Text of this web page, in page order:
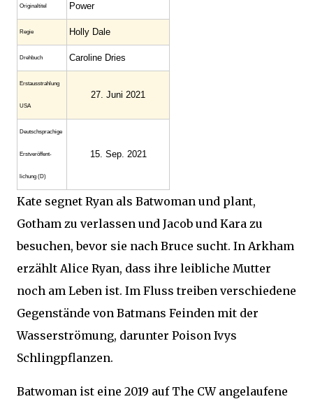
Original­titel Power
Regie Holly Dale
Drehbuch Caroline Dries
Erstaus­strahlung
USA
27. Juni 2021
Deutsch­sprachige
Erst­veröffent­
lichung (D)
15. Sep. 2021
Kate segnet Ryan als Batwoman und plant,
Gotham zu verlassen und Jacob und Kara zu
besuchen, bevor sie nach Bruce sucht. In Arkham
erzählt Alice Ryan, dass ihre leibliche Mutter
noch am Leben ist. Im Fluss treiben verschiedene
Gegenstände von Batmans Feinden mit der
Wasserströmung, darunter Poison Ivys
Schlingpflanzen.
Batwoman ist eine 2019 auf The CW angelaufene